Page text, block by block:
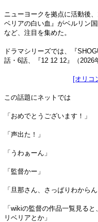
ニューヨークを拠点に活動後
ベリアの白い血』がベルリン
など、注目を集めた。
ドラマシリーズでは、『
話・6話、『12 12 12』（2026
[オリコ
この話題にネットでは
「おめでとうございます！」
「声出た！」
「うわぁーん」
「監督かー」
「旦那さん、さっぱりわからん
「wikiの監督の作品一覧見る
リベリアとか」